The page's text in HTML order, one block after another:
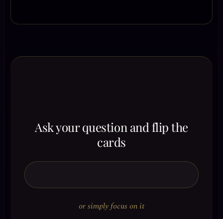
Ask your question and flip the
cards
or simply focus on it